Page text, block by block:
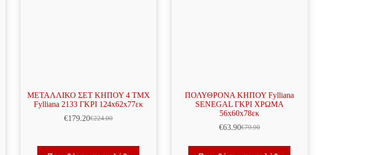
ΜΕΤΑΛΛΙΚΟ ΣΕΤ ΚΗΠΟΥ 4 ΤΜΧ
Fylliana 2133 ΓΚΡΙ 124x62x77εκ
€224.00
Original
€179.20Η
ΠΟΛΥΘΡΟΝΑ ΚΗΠΟΥ Fylliana
SENEGAL ΓΚΡΙ ΧΡΩΜΑ
56x60x78εκ
€79.90
Original
€63.90Η